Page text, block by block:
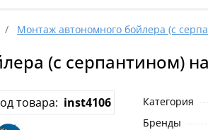
/ Монтаж автономного бойлера (с
(с серпантином)
товара: inst4106 Категория
Бренды